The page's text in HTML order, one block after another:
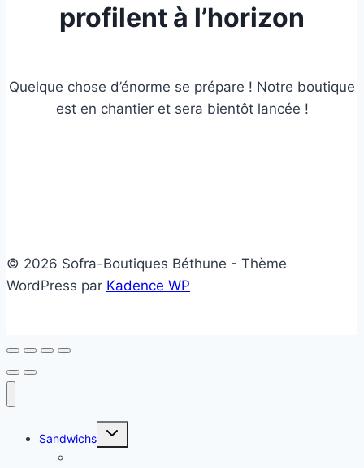
profilent à l’horizon
Quelque chose d’énorme se prépare ! Notre boutique
est en chantier et sera bientôt lancée !
© 2026 Sofra-Boutiques Béthune - Thème
WordPress par Kadence WP
Sandwichs
Ouvrir/fermer